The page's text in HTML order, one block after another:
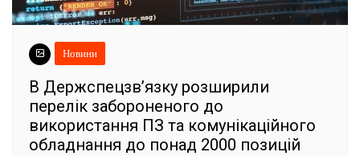
Новини
В Держспецзв’язку розширили
перелік забороненого до
використання ПЗ та комунікаційного
обладнання до понад 2000 позицій